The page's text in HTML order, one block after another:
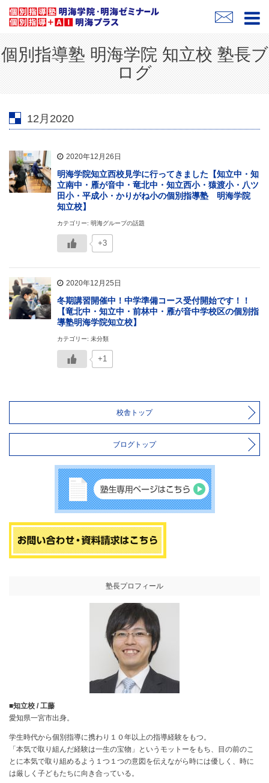
個別指導塾 明海学院 知立校 塾長ブ
ログ
12月2020
2020年12月26日
明海学院知立西校見学に行ってきました【知立中・知
立南中・雁が音中・竜北中・知立西小・猿渡小・八ツ
田小・平成小・かりがね小の個別指導塾 明海学院
知立校】
カテゴリー: 明海グループの話題
+3
2020年12月25日
冬期講習開催中！中学準備コース受付開始です！！
【竜北中・知立中・前林中・雁が音中学校区の個別指
導塾明海学院知立校】
カテゴリー: 未分類
+1
校舎トップ
ブログトップ
塾長プロフィール
■知立校 / 工藤
愛知県一宮市出身。
学生時代から個別指導に携わり１０年以上の指導経験をもつ。
「本気で取り組んだ経験は一生の宝物」というモットーをもち、目の前のこ
とに本気で取り組めるよう１つ１つの意図を伝えながら時には優しく、時に
は厳しく子どもたちに向き合っている。